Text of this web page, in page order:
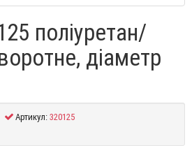
поліуретан/
діаметр
Артикул:320125